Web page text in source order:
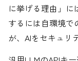
に挙げる理由」
するには自環境
が、AIをセキュリ